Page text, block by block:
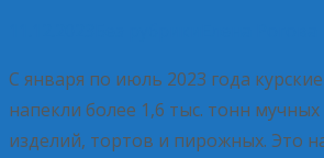
С января по июль 2023 года
напекли более 1,6 тыс. тонн
изделий, тортов и пирожных. Это